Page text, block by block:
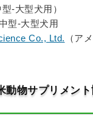
-大型犬用）
型-大型犬用
Co., Ltd. （ア
動物サプリメン